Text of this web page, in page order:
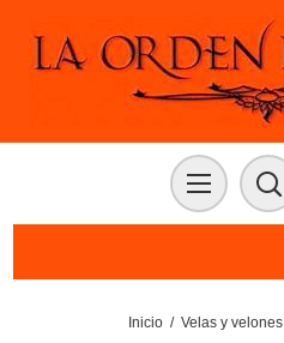
Inicio / Velas y velones